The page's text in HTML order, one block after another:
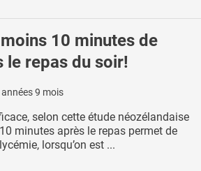
10 minutes de
le repas du soir!
9 mois
selon cette étude néozélandaise
minutes après le repas permet de
lorsqu’on est ...